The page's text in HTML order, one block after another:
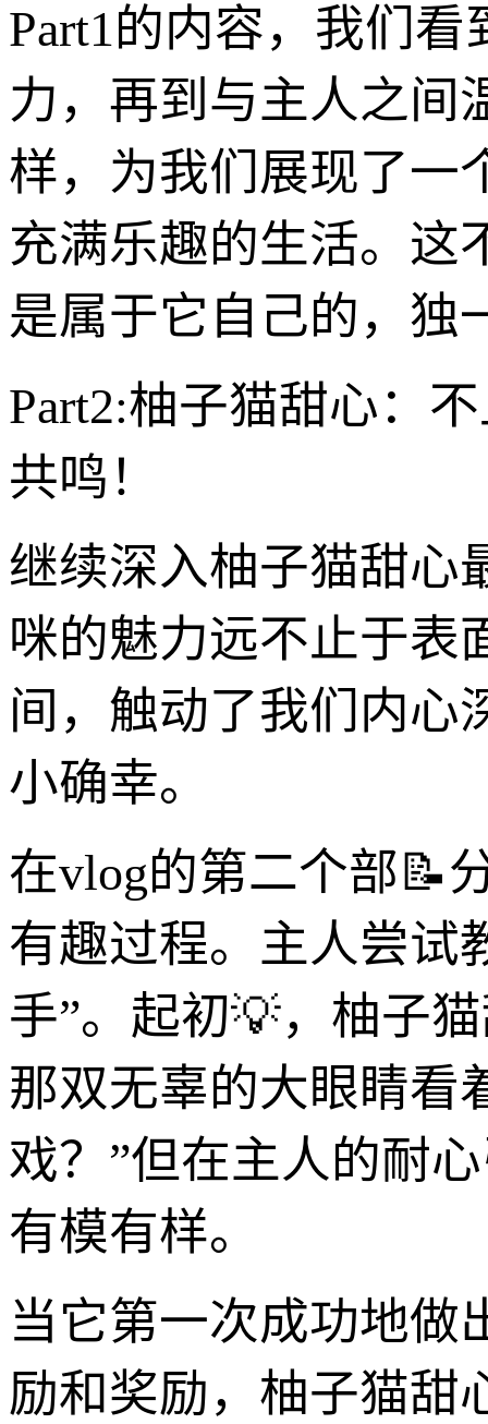
Part1的内容，我们
力，再到与主人之间
样，为我们展现了一
充满乐趣的生活。这
是属于它自己的，独
Part2:柚子猫甜心：
共鸣！
继续深入柚子猫甜心
咪的魅力远不止于表
间，触动了我们内心
小确幸。
在vlog的第二个部📝
有趣过程。主人尝试
手”。起初💡，柚子
那双无辜的大眼睛看
戏？”但在主人的耐
有模有样。
当它第一次成功地做
励和奖励，柚子猫甜